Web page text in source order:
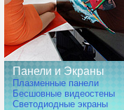
Панели и Экраны
Плазменные панели
Бесшовные видеостены
Светодиодные экраны